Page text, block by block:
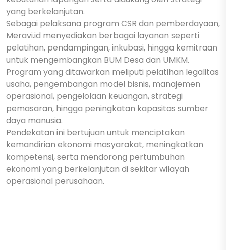
yang berkelanjutan.
Sebagai pelaksana program CSR dan pemberdayaan,
Meravi.id menyediakan berbagai layanan seperti
pelatihan, pendampingan, inkubasi, hingga kemitraan
untuk mengembangkan BUM Desa dan UMKM.
Program yang ditawarkan meliputi pelatihan legalitas
usaha, pengembangan model bisnis, manajemen
operasional, pengelolaan keuangan, strategi
pemasaran, hingga peningkatan kapasitas sumber
daya manusia.
Pendekatan ini bertujuan untuk menciptakan
kemandirian ekonomi masyarakat, meningkatkan
kompetensi, serta mendorong pertumbuhan
ekonomi yang berkelanjutan di sekitar wilayah
operasional perusahaan.